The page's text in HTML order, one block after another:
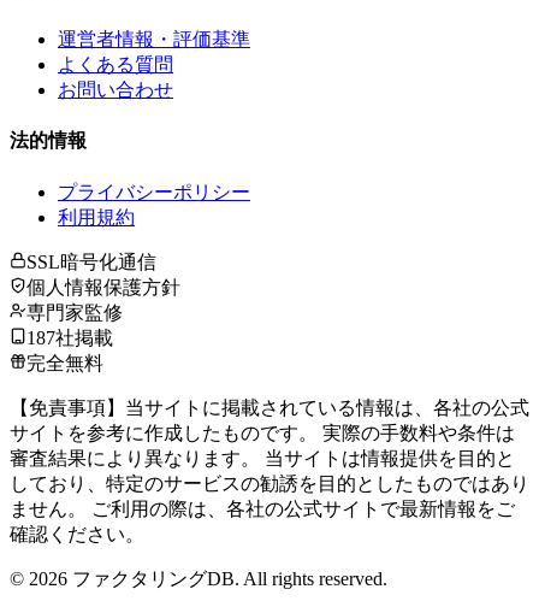
運営者情報・評価基準
よくある質問
お問い合わせ
法的情報
プライバシーポリシー
利用規約
SSL暗号化通信
個人情報保護方針
専門家監修
187社掲載
完全無料
【免責事項】当サイトに掲載されている情報は、各社の公式
サイトを参考に作成したものです。 実際の手数料や条件は
審査結果により異なります。 当サイトは情報提供を目的と
しており、特定のサービスの勧誘を目的としたものではあり
ません。 ご利用の際は、各社の公式サイトで最新情報をご
確認ください。
© 2026 ファクタリングDB. All rights reserved.